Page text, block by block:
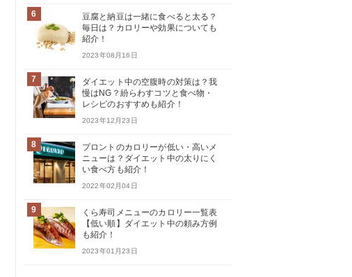
6
豆腐と納豆は一緒に食べると太る？
毎日は？カロリーや効果についても
紹介！
2023年08月16日
7
ダイエット中の空腹時の対策は？我
慢はNG？紛らわすコツと食べ物・
レシピのおすすめも紹介！
2023年12月23日
8
プロントのカロリーが低い・高いメ
ニューは？ダイエット中の太りにく
い食べ方も紹介！
2022年02月04日
9
くら寿司メニューのカロリー一覧表
【低い順】ダイエット中の頼み方例
も紹介！
2023年01月23日